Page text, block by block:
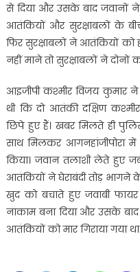
से दिया और उसके बाद जवानों ने
आतंकियों और सुरक्षाबलों के
फिर सुरक्षाबलों ने आतंकियों को
नहीं माने तो सुरक्षाबलों ने दोनों
आइजीपी कश्मीर विजय कुमार
थी कि दो आतंकी दक्षिण
छिपे हुए हैं। खबर मिलते ही
साथ मिलकर आगनहांजीपोरा
किया। जवान तलाशी लेते हुए
आतंकियों ने घेराबंदी तोड़ भागने
खुद को बचाते हुए जवाबी
नाकाम बना दिया और उसके
आतंकियों को मार गिराया गया